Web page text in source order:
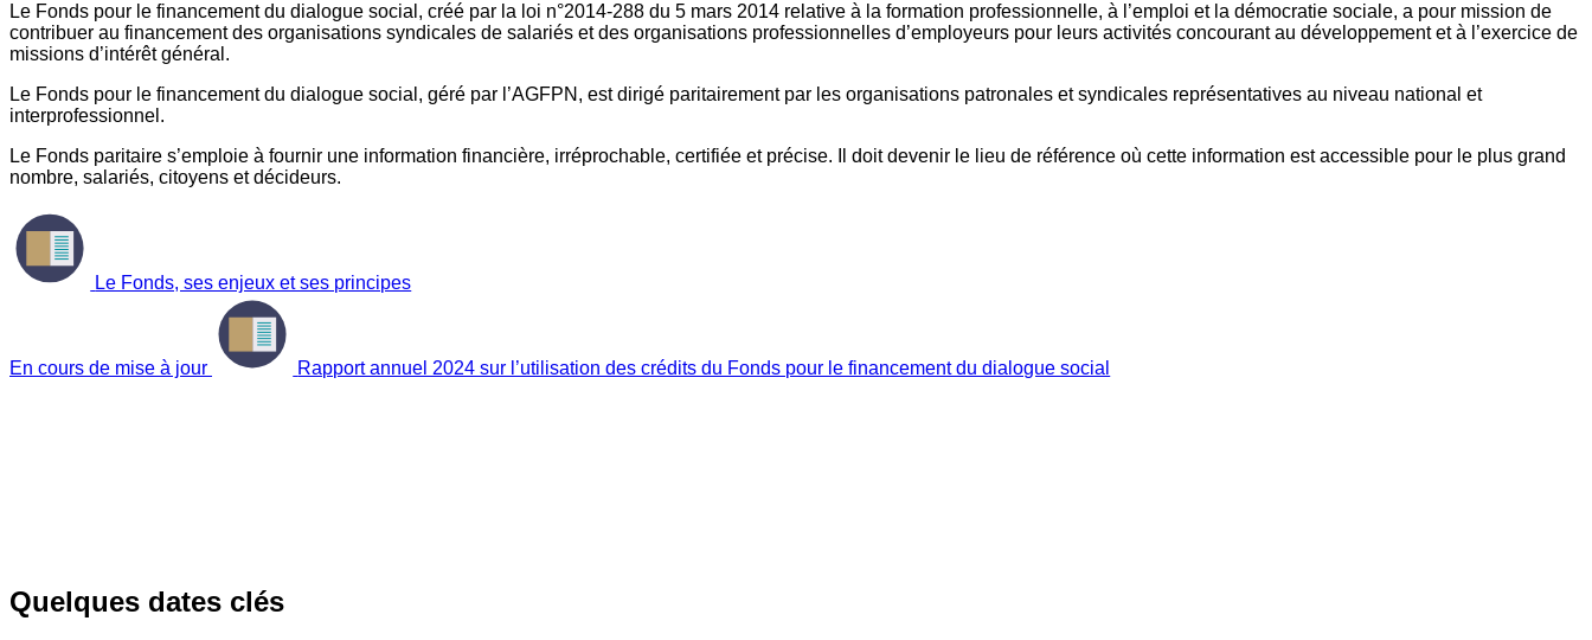
Le Fonds pour le financement du dialogue social, créé par la loi n°2014-288 du 5 mars 2014 relative à la formation professionnelle, à l’emploi et la démocratie sociale, a pour mission de
contribuer au financement des organisations syndicales de salariés et des organisations professionnelles d’employeurs pour leurs activités concourant au développement et à l’exercice de
missions d’intérêt général.
Le Fonds pour le financement du dialogue social, géré par l’AGFPN, est dirigé paritairement par les organisations patronales et syndicales représentatives au niveau national et
interprofessionnel.
Le Fonds paritaire s’emploie à fournir une information financière, irréprochable, certifiée et précise. Il doit devenir le lieu de référence où cette information est accessible pour le plus grand
nombre, salariés, citoyens et décideurs.
Le Fonds, ses enjeux et ses principes
En cours de mise à jour Rapport annuel 2024 sur l’utilisation des crédits du Fonds pour le financement du dialogue social
Quelques dates clés